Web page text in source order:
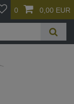
0 0,00 EUR